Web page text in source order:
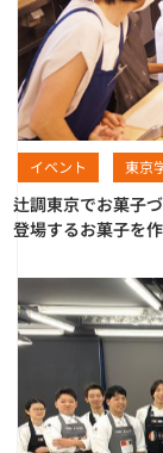
イベント 東京
辻調東京でお菓子
登場するお菓子を